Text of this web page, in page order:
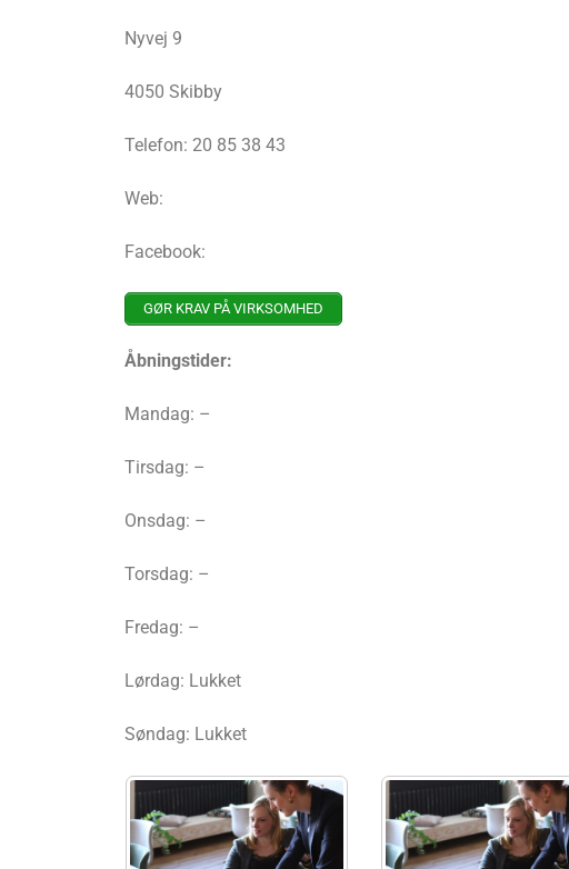
Nyvej 9
4050 Skibby
Telefon: 20 85 38 43
Web:
Facebook:
GØR KRAV PÅ VIRKSOMHED
Åbningstider:
Mandag: –
Tirsdag: –
Onsdag: –
Torsdag: –
Fredag: –
Lørdag: Lukket
Søndag: Lukket